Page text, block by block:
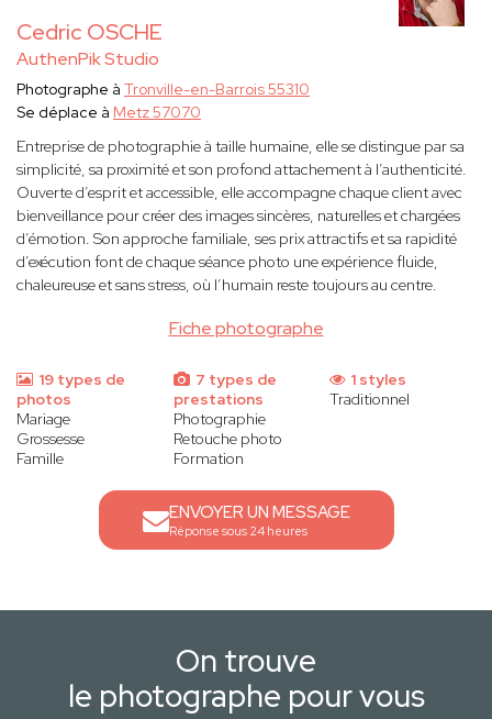
Cedric OSCHE
AuthenPik Studio
Fiche photographe
Photographe à Tronville-en-Barrois 55310
Se déplace à Metz 57070
Entreprise de photographie à taille humaine, elle se distingue par sa
simplicité, sa proximité et son profond attachement à l’authenticité.
Ouverte d’esprit et accessible, elle accompagne chaque client avec
bienveillance pour créer des images sincères, naturelles et chargées
d’émotion. Son approche familiale, ses prix attractifs et sa rapidité
d’exécution font de chaque séance photo une expérience fluide,
chaleureuse et sans stress, où l’humain reste toujours au centre.
19 types de
photos
Mariage
Grossesse
Famille
7 types de
prestations
Photographie
Retouche photo
Formation
1 styles
Traditionnel
ENVOYER UN MESSAGE
Réponse sous 24 heures
On trouve
le photographe pour vous